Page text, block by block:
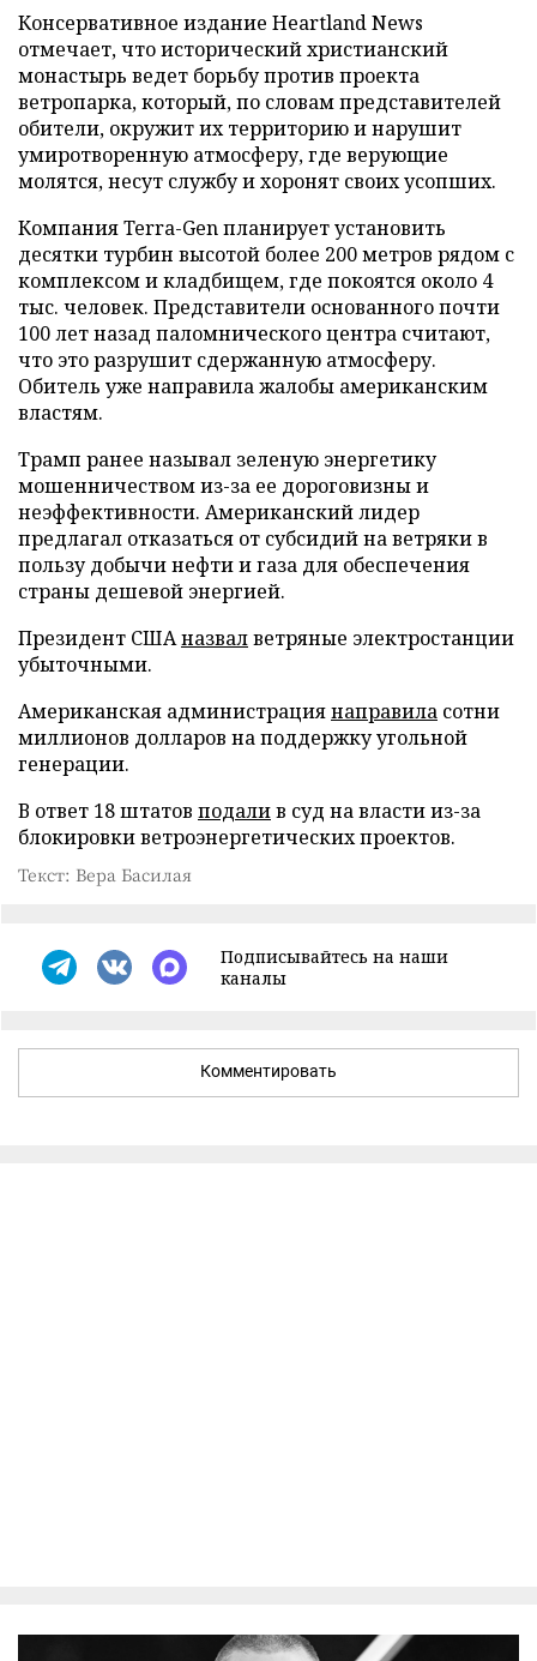
Консервативное издание Heartland News
отмечает, что исторический христианский
монастырь ведет борьбу против проекта
ветропарка, который, по словам представителей
обители, окружит их территорию и нарушит
умиротворенную атмосферу, где верующие
молятся, несут службу и хоронят своих усопших.
Компания Terra-Gen планирует установить
десятки турбин высотой более 200 метров рядом с
комплексом и кладбищем, где покоятся около 4
тыс. человек. Представители основанного почти
100 лет назад паломнического центра считают,
что это разрушит сдержанную атмосферу.
Обитель уже направила жалобы американским
властям.
Трамп ранее называл зеленую энергетику
мошенничеством из-за ее дороговизны и
неэффективности. Американский лидер
предлагал отказаться от субсидий на ветряки в
пользу добычи нефти и газа для обеспечения
страны дешевой энергией.
Президент СШАназвалветряные электростанции
убыточными.
Американская администрациянаправила сотни
миллионов долларов на поддержку угольной
генерации.
В ответ 18 штатов подалив суд на власти из-за
блокировки ветроэнергетических проектов.
Текст: Вера Басилая
Подписывайтесь на наши
каналы
Комментировать